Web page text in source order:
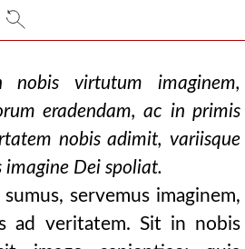
nobis virtutum imaginem,
eradendam, ac in primis
nobis adimit, variisque
Dei spoliat.
servemus imaginem,
ad veritatem. Sit in nobis